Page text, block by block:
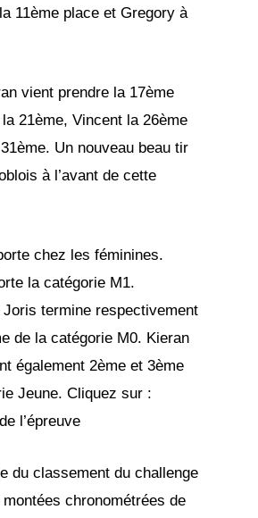
11ème place et Gregory à
vient prendre la 17ème
21ème, Vincent la 26ème
Un nouveau beau tir
à l’avant de cette
chez les féminines.
la catégorie M1.
termine respectivement
de la catégorie M0. Kieran
également 2ème et 3ème
Jeune. Cliquez sur :
l’épreuve
du classement du challenge
chronométrées de